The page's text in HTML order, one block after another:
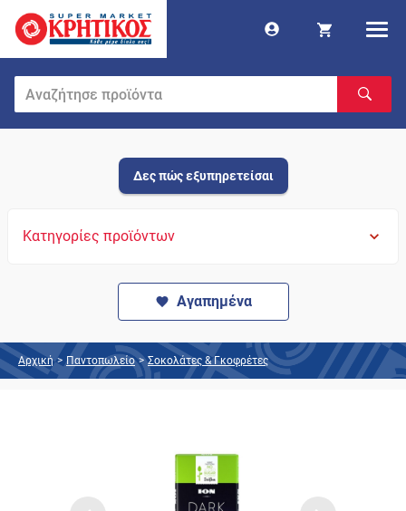
Δες πώς εξυπηρετείσαι
Κατηγορίες προϊόντων
Αγαπημένα
Αρχική > Παντοπωλείο > Σοκολάτες & Γκοφρέτες